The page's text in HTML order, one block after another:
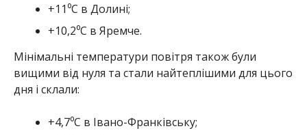
+11⁰С в Долині;
+10,2⁰С в Яремче.
Мінімальні температури повітря також були
вищими від нуля та стали найтеплішими для цього
дня і склали:
+4,7⁰С в Івано-Франківську;